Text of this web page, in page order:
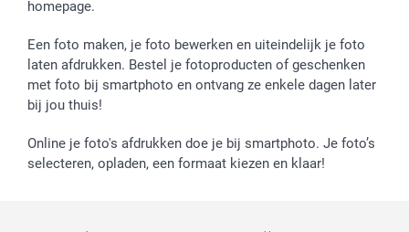
homepage.
Een foto maken, je foto bewerken en uiteindelijk je foto
laten afdrukken. Bestel je fotoproducten of geschenken
met foto bij smartphoto en ontvang ze enkele dagen later
bij jou thuis!
Online je foto's afdrukken doe je bij smartphoto. Je foto’s
selecteren, opladen, een formaat kiezen en klaar!